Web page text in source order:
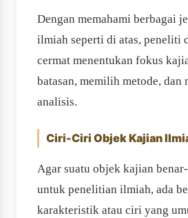
Dengan memahami berbagai
ilmiah seperti di atas, peneliti
cermat menentukan fokus
batasan, memilih metode, dan
analisis.
Ciri-Ciri Objek Kajian
Agar suatu objek kajian
untuk penelitian ilmiah, ada
karakteristik atau ciri yang